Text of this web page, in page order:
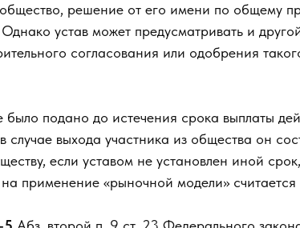
решение от его имени по общему
устав может предусматривать и
согласования или одобрения
было подано до истечения срока выплаты
случае выхода участника из общества он
если уставом не установлен иной
применение «рыночной модели»